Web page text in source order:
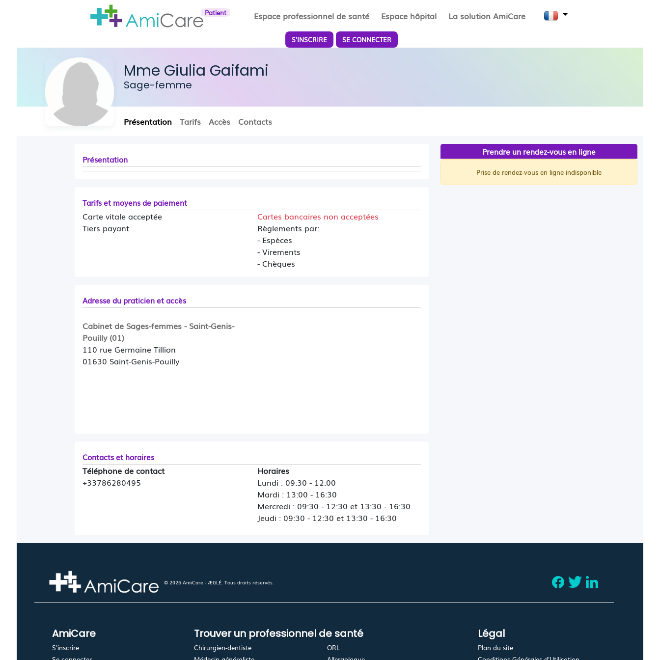
Patient Espace professionnel de santé Espace hôpital La solution AmiCare
S'INSCRIRE SE CONNECTER
Mme Giulia Gaifami
Sage-femme
Présentation Tarifs Accès Contacts
Présentation
Tarifs et moyens de paiement
Carte vitale acceptée
Tiers payant
Cartes bancaires non acceptées
Règlements par:
- Espèces
- Virements
- Chèques
Adresse du praticien et accès
Cabinet de Sages-femmes - Saint-Genis-
Pouilly (01)
110 rue Germaine Tillion
01630 Saint-Genis-Pouilly
Contacts et horaires
Téléphone de contact
+33786280495
Horaires
Lundi : 09:30 - 12:00
Mardi : 13:00 - 16:30
Mercredi : 09:30 - 12:30 et 13:30 - 16:30
Jeudi : 09:30 - 12:30 et 13:30 - 16:30
Prendre un rendez-vous en ligne
Prise de rendez-vous en ligne indisponible
© 2026 AmiCare - ÆGLÉ. Tous droits réservés.
AmiCare
S'inscrire
Trouver un professionnel de santé
Chirurgien-dentiste
ORL
Légal
Plan du site